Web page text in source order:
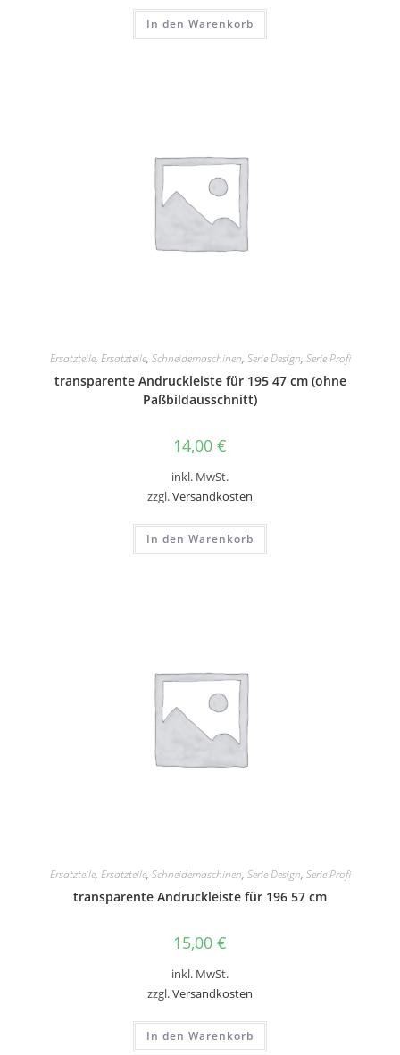
In den Warenkorb
Ersatzteile, Ersatzteile, Schneidemaschinen, Serie Design, Serie Profi
transparente Andruckleiste für 195 47 cm (ohne
Paßbildausschnitt)
14,00 €
inkl. MwSt.
zzgl.Versandkosten
In den Warenkorb
Ersatzteile, Ersatzteile, Schneidemaschinen, Serie Design, Serie Profi
transparente Andruckleiste für 196 57 cm
15,00 €
inkl. MwSt.
zzgl.Versandkosten
In den Warenkorb